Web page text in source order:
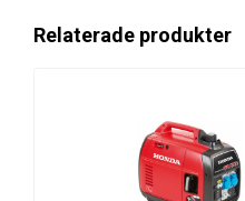
Champion 2200W
världens lättaste
Nu har de förenat både
Relaterade produkter